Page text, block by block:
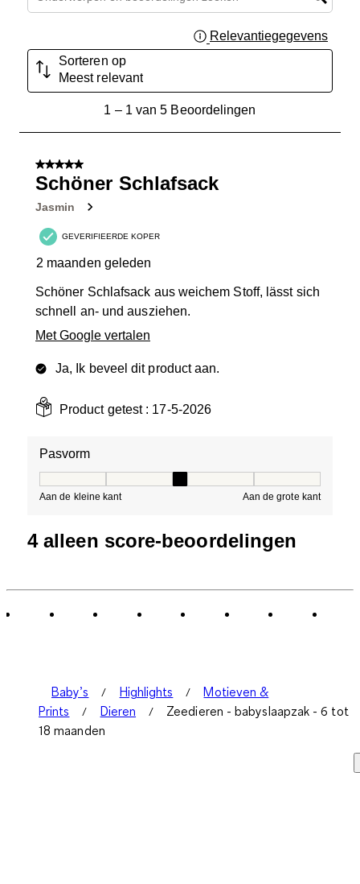
Relevantiegegevens
Sorteren op
Meest relevant
van
Beoordelingen.
1 – 1 van 5 Beoordelingen
5 van 5 sterren.
Schöner Schlafsack
Jasmin
GEVERIFIEERDE KOPER
2 maanden geleden
Schöner Schlafsack aus weichem Stoff, lässt sich
schnell an- und ausziehen.
Met Google vertalen
Ja, Ik beveel dit product aan.
Product getest : 17-5-2026
Pasvorm
Aan de kleine kant Aan de grote kant
4 alleen score-beoordelingen
Baby’s Highlights
Motieven &
Prints
Dieren
Zeedieren - babyslaapzak - 6 tot
18 maanden